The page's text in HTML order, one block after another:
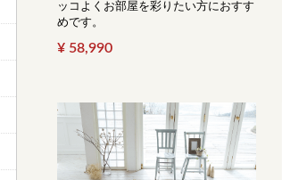
ッコよくお部屋を彩りたい方におすす
めです。
¥ 58,990